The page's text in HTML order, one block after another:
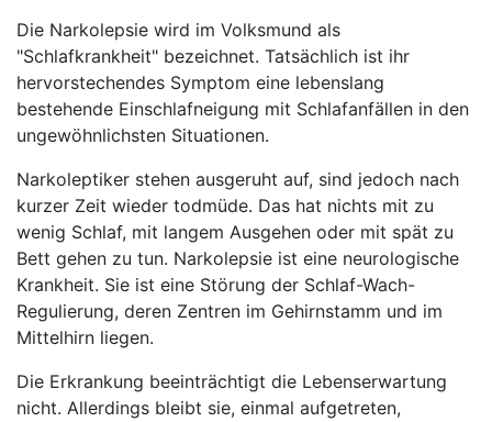
Die Narkolepsie wird im Volksmund als
"Schlafkrankheit" bezeichnet. Tatsächlich ist ihr
hervorstechendes Symptom eine lebenslang
bestehende Einschlafneigung mit Schlafanfällen in den
ungewöhnlichsten Situationen.
Narkoleptiker stehen ausgeruht auf, sind jedoch nach
kurzer Zeit wieder todmüde. Das hat nichts mit zu
wenig Schlaf, mit langem Ausgehen oder mit spät zu
Bett gehen zu tun. Narkolepsie ist eine neurologische
Krankheit. Sie ist eine Störung der Schlaf-Wach-
Regulierung, deren Zentren im Gehirnstamm und im
Mittelhirn liegen.
Die Erkrankung beeinträchtigt die Lebenserwartung
nicht. Allerdings bleibt sie, einmal aufgetreten,